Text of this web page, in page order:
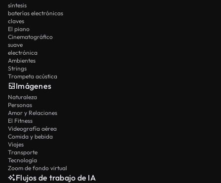
síntesis
baterías electrónicas
claves
El piano
Cinematográfico
suave
electrónica
Ambientes
Strings
Trompeta acústica
Imágenes
Naturaleza
Personas
Amor y Relaciones
El Fitness
Videografía aérea
Comida y bebida
Viajes
Transporte
Tecnología
Zoom de fondo virtual
Flujos de trabajo de IA